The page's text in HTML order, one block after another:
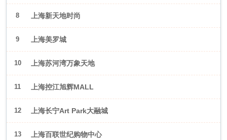
8 上海新天地时尚
9 上海美罗城
10 上海苏河湾万象天地
11 上海控江旭辉MALL
12 上海长宁Art Park大融城
13 上海百联世纪购物中心